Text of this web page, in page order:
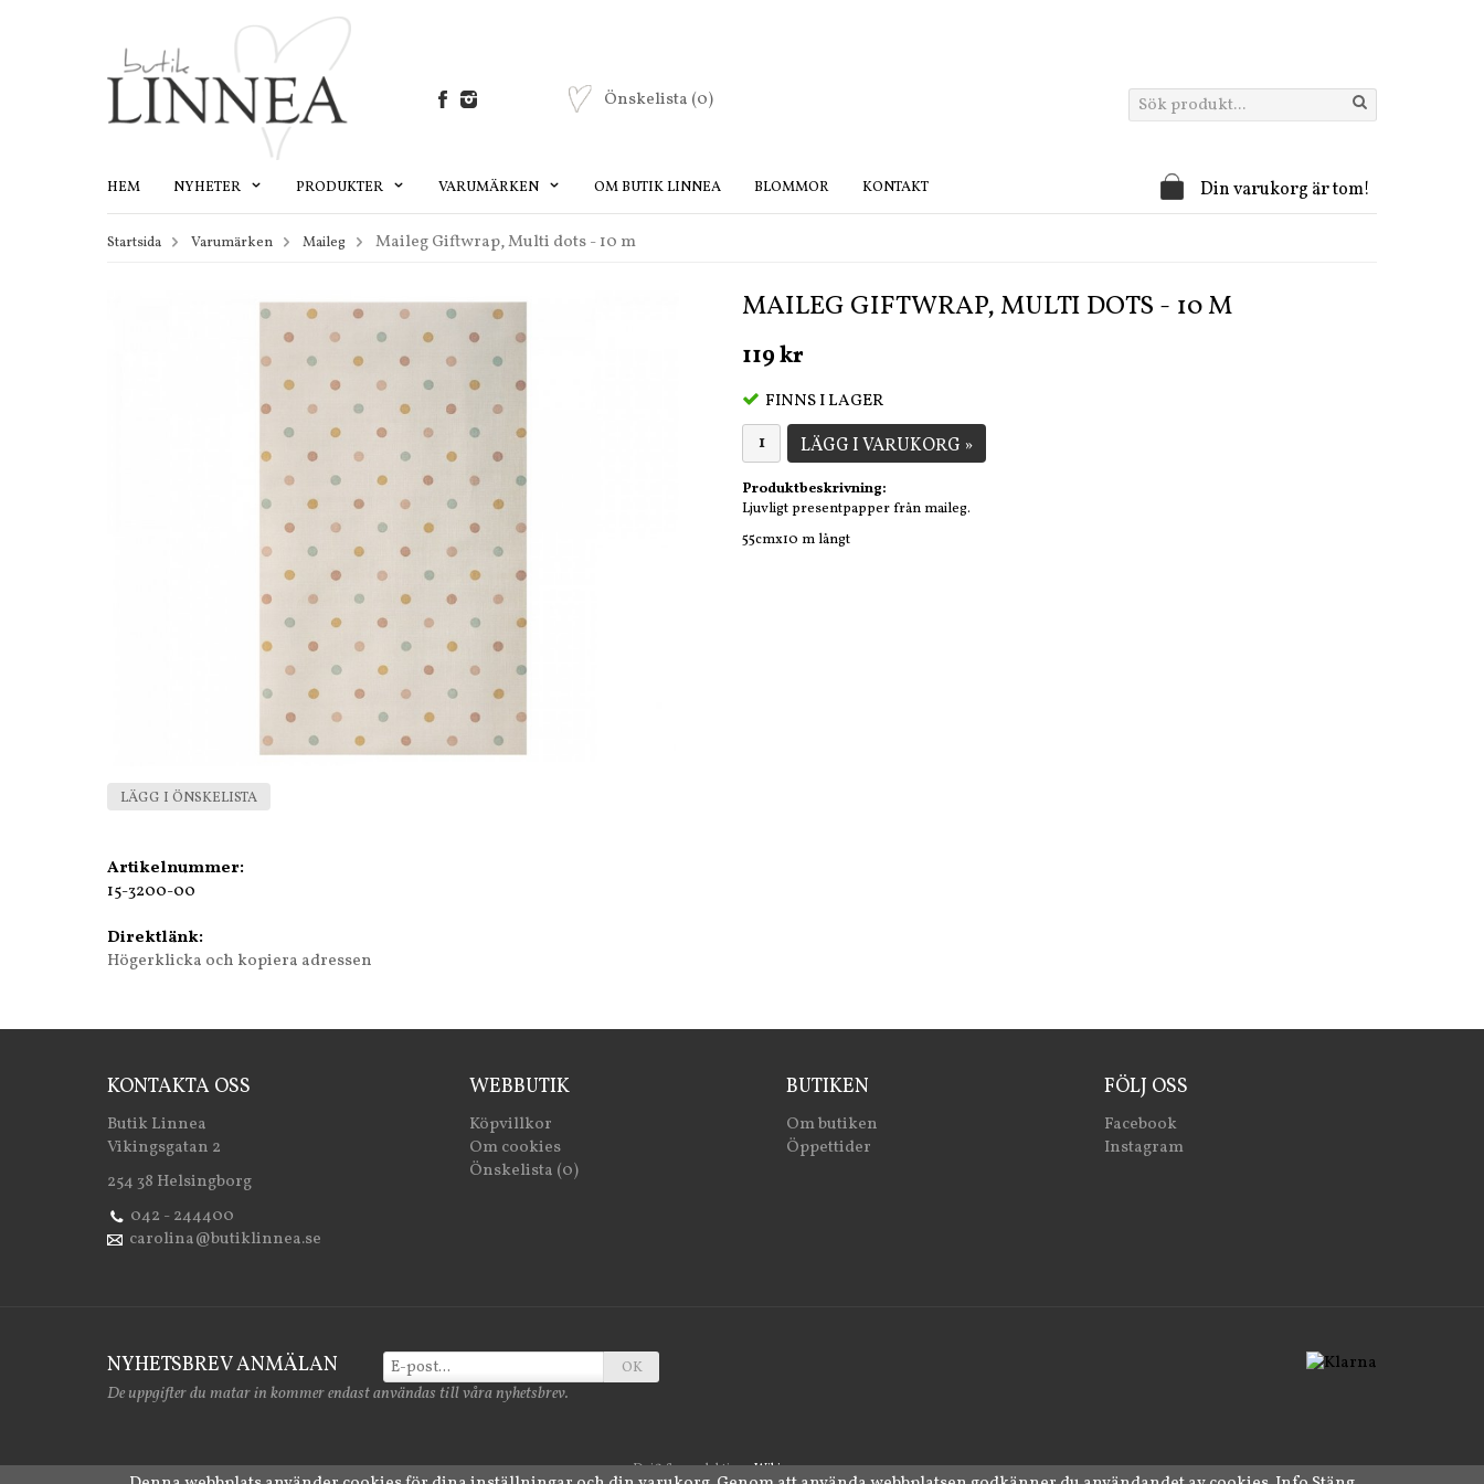
Önskelista (0)
HEM NYHETER PRODUKTER VARUMÄRKEN OM BUTIK LINNEA BLOMMOR KONTAKT Din varukorg är tom!
Startsida Varumärken Maileg Maileg Giftwrap, Multi dots - 10 m
MAILEG GIFTWRAP, MULTI DOTS - 10 M
119 kr
FINNS I LAGER
LÄGG I VARUKORG »
Produktbeskrivning:
Ljuvligt presentpapper från maileg.
55cmx10 m långt
LÄGG I ÖNSKELISTA
Artikelnummer:
15-3200-00
Direktlänk:
Högerklicka och kopiera adressen
KONTAKTA OSS
Butik Linnea
Vikingsgatan 2
254 38 Helsingborg
042 - 244400
carolina@butiklinnea.se
WEBBUTIK
Köpvillkor
Om cookies
Önskelista (0)
BUTIKEN
Om butiken
Öppettider
FÖLJ OSS
Facebook
Instagram
NYHETSBREV ANMÄLAN OK
De uppgifter du matar in kommer endast användas till våra nyhetsbrev.
Drift & produktion:Wikinggruppen